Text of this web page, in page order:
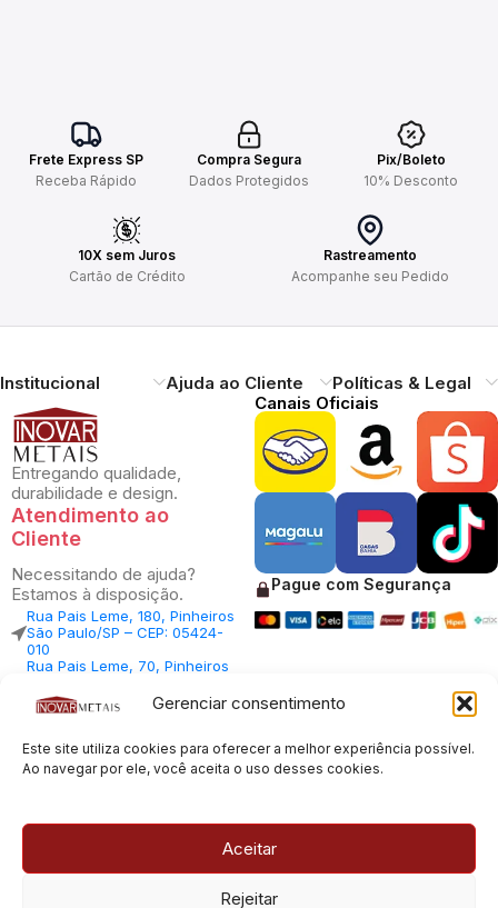
Gerenciar consentimento
Este site utiliza cookies para oferecer a melhor experiência possível.
Ao navegar por ele, você aceita o uso desses cookies.
Aceitar
Rejeitar
Frete Express SP
Receba Rápido
Compra Segura
Dados Protegidos
Pix/Boleto
10% Desconto
10X sem Juros
Cartão de Crédito
Rastreamento
Acompanhe seu Pedido
Institucional Ajuda ao Cliente Políticas & Legal
Entregando qualidade,
durabilidade e design.
Atendimento ao
Cliente
Necessitando de ajuda?
Estamos à disposição.
Rua Pais Leme, 180, Pinheiros
São Paulo/SP – CEP: 05424-
010
Rua Pais Leme, 70, Pinheiros
010
Central Vendas: (11) 98812-
Central Atendimento: (11)
94535-7237
Canais Oficiais
Pague com Segurança
© 2013 - 2026 |Inovar Metais| Todos os direitos reservados.